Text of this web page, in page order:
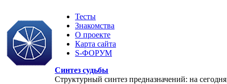
Тесты
Знакомства
О проекте
Карта сайта
S-ФОРУМ
Синтез судьбы
Структурный синтез предназначений: на